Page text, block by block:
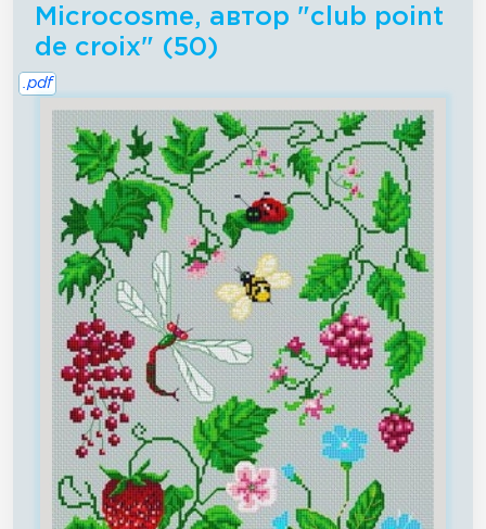
Microcosme, автор "club point
de croix" (50)
.pdf